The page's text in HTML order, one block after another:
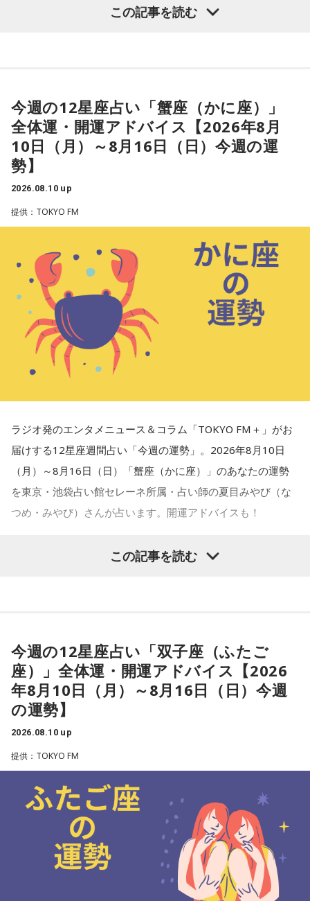
らしさを表現し、それが褒められたり喜ばれたりすると、自
信もつきそう。疎遠だった相手と再会し、あなたにとって良
い付き合いが戻ってくる時でもあります。素直な気持ちを伝
えると良いでしょう。
★ワンポイントアドバイス★
体のケアを丁寧に行うと運気アップに。夏の疲れを感じてい
るならば、よく眠り、できることを行ってみて。
■監修者プロフィール：夏目みやび（なつめ・みやび）
東京・池袋占い館セレーネ所属。メッセージ性の高い鑑定は
リピーターも多く、心の琴線に触れると話題に。占いや開運
術」など数多くのコンテンツもリリース。
Webサイト：https://selene-uranai.com/
オンライン占いセレーネ：https://online-uranai.jp/
この記事を読む
今週の12星座占い「蟹座（かに座）」
全体運・開運アドバイス【2026年8月
10日（月）～8月16日（日）今週の運
勢】
2026.08.10 up
提供：TOKYO FM
ラジオ発のエンタメニュース＆コラム「TOKYO FM＋」がお
届けする12星座週間占い「今週の運勢」。2026年8月10日
（月）～8月16日（日）「蟹座（かに座）」のあなたの運勢
を東京・池袋占い館セレーネ所属・占い師の夏目みやび（な
つめ・みやび）さんが占います。開運アドバイスも！
ング。新しい仕事を見つけ、魅力的に感じる場合もありそ
う。チャンスだと思うならば、大胆さや勇気も必要になりそ
う。
★ワンポイントアドバイス★
忙しさもあるけれど、気分が盛り上がっているのでテキパキ
行えそう。夜はしっかりクールダウンをしましょう。
■監修者プロフィール：夏目みやび（なつめ・みやび）
東京・池袋占い館セレーネ所属。メッセージ性の高い鑑定は
リピーターも多く、心の琴線に触れると話題に。占いや開運
この記事を読む
今週の12星座占い「双子座（ふたご
座）」全体運・開運アドバイス【2026
年8月10日（月）～8月16日（日）今週
の運勢】
2026.08.10 up
提供：TOKYO FM